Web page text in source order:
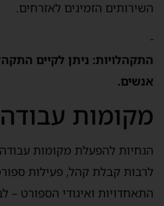
השירותים הזמינים לאזרחים.
-
אנשים.
מקומות עבודה
הנחיות להפעלת מקומות
לרבות קבלת קהל, פעילות